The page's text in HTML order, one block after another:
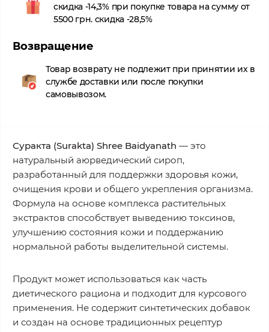
скидка -14,3% при покупке товара на сумму от
5500 грн. скидка -28,5%
Возвращение
Товар возврату не подлежит при принятии их в
службе доставки или после покупки
самовывозом.
Суракта (Surakta) Shree Baidyanath — это
натуральный аюрведический сироп,
разработанный для поддержки здоровья кожи,
очищения крови и общего укрепления организма.
Формула на основе комплекса растительных
экстрактов способствует выведению токсинов,
улучшению состояния кожи и поддержанию
нормальной работы выделительной системы.
Продукт может использоваться как часть
диетического рациона и подходит для курсового
применения. Не содержит синтетических добавок
и создан на основе традиционных рецептур